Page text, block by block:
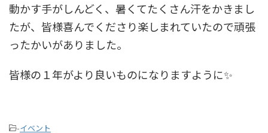
動かす手がしんどく、暑くてたくさん汗をかきまし
たが、皆様喜んでくださり楽しまれていたので頑張
ったかいがありました。
皆様の１年がより良いものになりますように✨
-イベント